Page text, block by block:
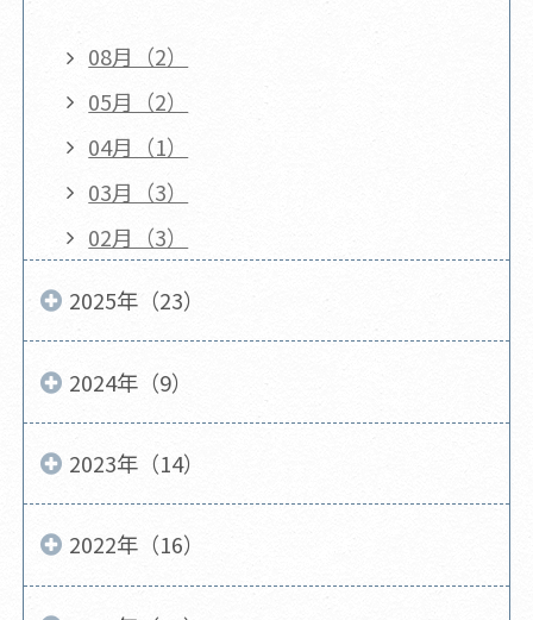
08月（2）
05月（2）
04月（1）
03月（3）
02月（3）
2025年（23）
2024年（9）
2023年（14）
2022年（16）